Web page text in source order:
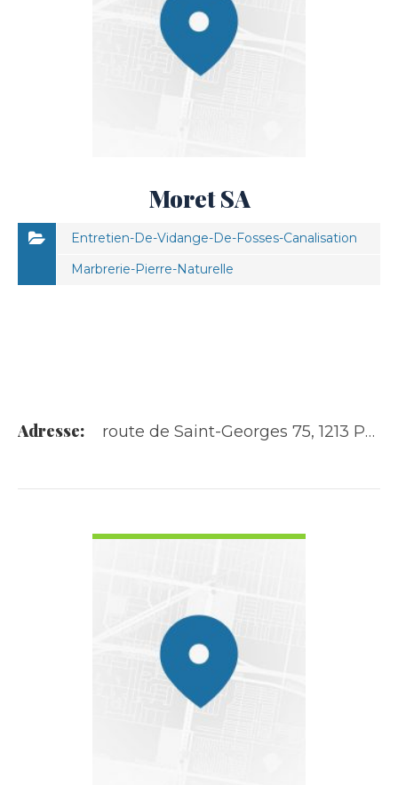
Moret SA
Entretien-De-Vidange-De-Fosses-Canalisation
Marbrerie-Pierre-Naturelle
Adresse: route de Saint-Georges 75, 1213 Petit-Lancy